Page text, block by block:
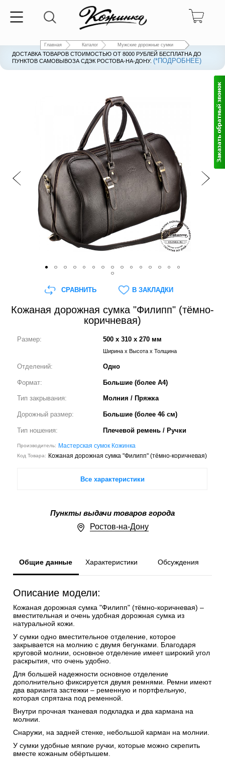
Главная Каталог Мужские дорожные сумки
ДОСТАВКА ТОВАРОВ СТОИМОСТЬЮ ОТ 8000 РУБЛЕЙ БЕСПЛАТНА ДО
ПУНКТОВ САМОВЫВОЗА СДЭК РОСТОВА-НА-ДОНУ.(*ПОДРОБНЕЕ)
Кожаная дорожная сумка "Филипп" (тёмно-
коричневая)
Размер: 500 x 310 x 270 мм
Ширина x Высота x Толщина
Отделений: Одно
Формат: Большие (более А4)
Тип закрывания: Молния / Пряжка
Дорожный размер: Большие (более 46 см)
Тип ношения: Плечевой ремень / Ручки
Производитель: Мастерская сумок Кожинка
Код Товара: Кожаная дорожная сумка "Филипп" (тёмно-коричневая)
Все характеристики
Пункты выдачи товаров города
Ростов-на-Дону
СРАВНИТЬ В ЗАКЛАДКИ
Общие данные Характеристики Обсуждения
Описание модели:
Кожаная дорожная сумка "Филипп" (тёмно-коричневая) –
вместительная и очень удобная дорожная сумка из
натуральной кожи.
У сумки одно вместительное отделение, которое
закрывается на молнию с двумя бегунками. Благодаря
круговой молнии, основное отделение имеет широкий угол
раскрытия, что очень удобно.
Для большей надежности основное отделение
дополнительно фиксируется двумя ремнями. Ремни имеют
два варианта застежки – ременную и портфельную,
которая спрятана под ременной.
Внутри прочная тканевая подкладка и два кармана на
молнии.
Снаружи, на задней стенке, небольшой карман на молнии.
У сумки удобные мягкие ручки, которые можно скрепить
вместе кожаным обёртышем.